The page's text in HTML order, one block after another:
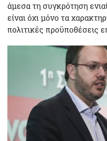
άμεσα τη συγκρότηση
είναι όχι μόνο τα
πολιτικές προϋποθέσεις